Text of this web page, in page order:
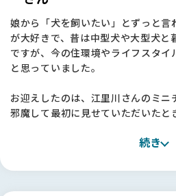
娘から「犬を飼いたい」とずっと
が大好きで、昔は中型犬や大型犬と
ですが、今の住環境やライフスタ
と思っていました。
お迎えしたのは、江里川さんのミ
邪魔して最初に見せていただいたと
みんな健康で穏やか。「本当にすご
お迎えしてからも、うちの子はと
続き